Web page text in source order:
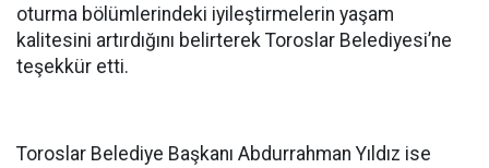
oturma bölümlerindeki iyileştirmelerin yaşam
kalitesini artırdığını belirterek Toroslar Belediyesi’ne
teşekkür etti.
Toroslar Belediye Başkanı Abdurrahman Yıldız ise